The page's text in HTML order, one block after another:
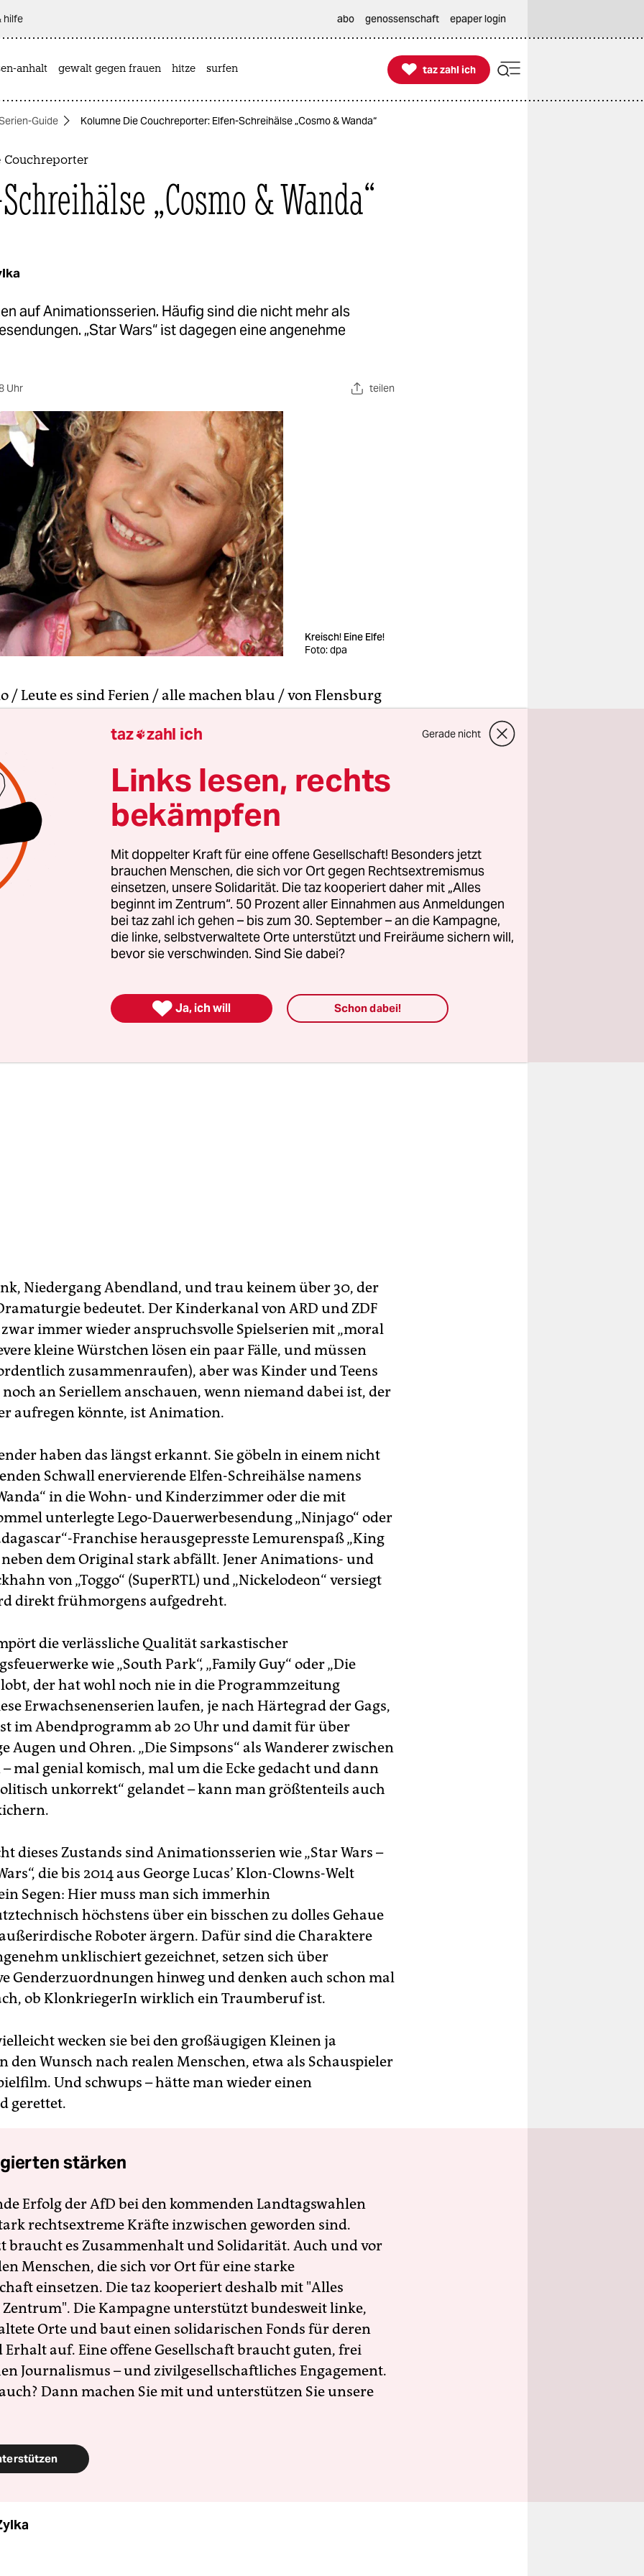
hilfe abo genossenschaft epaper login
anhalt gewalt gegen frauen hitze surfen 
taz zahl ich
taz zahl ich
Guide Kolumne Die Couchreporter: Elfen-Schreihälse „Cosmo & Wanda“
Couchreporter
„Cosmo & Wanda“
auf Animationsserien. Häufig sind die nicht mehr als
„Star Wars“ ist dagegen eine angenehme
Uhr teilen
Kreisch! Eine Elfe!
Foto: dpa
/ Leute es sind Ferien / alle machen blau / von Flensburg
/ und Information / steigt wieder unser
– unser Ferienprogramm!“. Das bitte auf Jacques
„Cancan“-Hauptthema singen, und schon wird ersichtlich,
damals zarte Generation X zwischen 1979 und 1989 an
die Zeit vertrieb: mit Fernsehen. Und mit
Manni, Merlin.
bekanntlich passé. Tommi Ohrner ist alt, und Kinder
Fiktionalem am laufenden Band lieber YoutuberInnen, die
Serien mit „Livehacks“ oder „Make Up Tutorials“ oder
wobei kein Mensch die Filme gesehen haben
Niedergang Abendland, und trau keinem über 30, der
bedeutet. Der Kinderkanal von ARD und ZDF
immer wieder anspruchsvolle Spielserien mit „moral
kleine Würstchen lösen ein paar Fälle, und müssen
zusammenraufen), aber was Kinder und Teens
an Seriellem anschauen, wenn niemand dabei ist, der
aufregen könnte, ist Animation.
haben das längst erkannt. Sie göbeln in einem nicht
Schwall enervierende Elfen-Schreihälse namens
in die Wohn- und Kinderzimmer oder die mit
unterlegte Lego-Dauerwerbesendung „Ninjago“ oder
Franchise herausgepresste Lemurenspaß „King
neben dem Original stark abfällt. Jener Animations- und
von „Toggo“ (SuperRTL) und „Nickelodeon“ versiegt
direkt frühmorgens aufgedreht.
die verlässliche Qualität sarkastischer
wie „South Park“, „Family Guy“ oder „Die
lobt, der hat wohl noch nie in die Programmzeitung
Erwachsenenserien laufen, je nach Härtegrad der Gags,
im Abendprogramm ab 20 Uhr und damit für über
Augen und Ohren. „Die Simpsons“ als Wanderer zwischen
– mal genial komisch, mal um die Ecke gedacht und dann
unkorrekt“ gelandet – kann man größtenteils auch
dieses Zustands sind Animationsserien wie „Star Wars –
die bis 2014 aus George Lucas’ Klon-Clowns-Welt
Segen: Hier muss man sich immerhin
höchstens über ein bisschen zu dolles Gehaue
Roboter ärgern. Dafür sind die Charaktere
unklischiert gezeichnet, setzen sich über
Genderzuordnungen hinweg und denken auch schon mal
ob KlonkriegerIn wirklich ein Traumberuf ist.
wecken sie bei den großäugigen Kleinen ja
den Wunsch nach realen Menschen, etwa als Schauspieler
Und schwups – hätte man wieder einen
gerettet.
stärken
Erfolg der AfD bei den kommenden Landtagswahlen
rechtsextreme Kräfte inzwischen geworden sind.
braucht es Zusammenhalt und Solidarität. Auch und vor
Menschen, die sich vor Ort für eine starke
einsetzen. Die taz kooperiert deshalb mit "Alles
Die Kampagne unterstützt bundesweit linke,
Orte und baut einen solidarischen Fonds für deren
Erhalt auf. Eine offene Gesellschaft braucht guten, frei
Journalismus – und zivilgesellschaftliches Engagement.
Dann machen Sie mit und unterstützen Sie unsere
taz zahl ich Gerade nicht
Links lesen, rechts
bekämpfen
Mit doppelter Kraft für eine offene Gesellschaft! Besonders jetzt
brauchen Menschen, die sich vor Ort gegen Rechtsextremismus
einsetzen, unsere Solidarität. Die taz kooperiert daher mit „Alles
beginnt im Zentrum“. 50 Prozent aller Einnahmen aus Anmeldungen
bei taz zahl ich gehen – bis zum 30. September – an die Kampagne,
die linke, selbstverwaltete Orte unterstützt und Freiräume sichern will,
bevor sie verschwinden. Sind Sie dabei?
 Ja, ich will Schon dabei!